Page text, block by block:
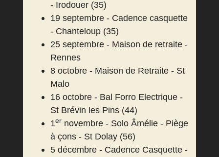
- Irodouer (35)
19 septembre - Cadence casquette
- Chanteloup (35)
25 septembre - Maison de retraite -
Rennes
8 octobre - Maison de Retraite - St
Malo
16 octobre - Bal Forro Electrique -
St Brévin les Pins (44)
1er novembre - Solo Âmélie - Piège
à çons - St Dolay (56)
5 décembre - Cadence Casquette -